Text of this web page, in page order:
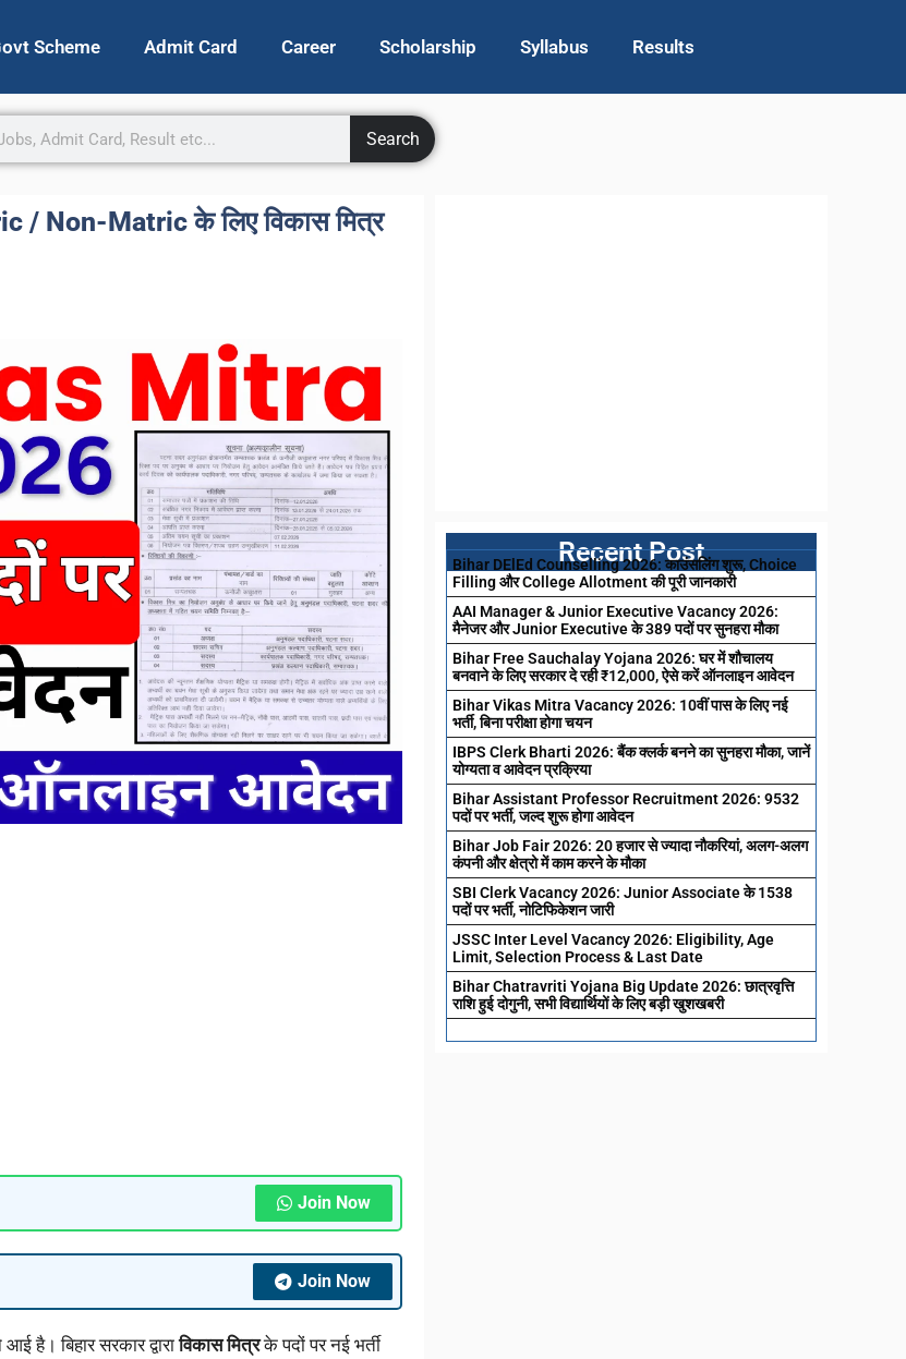
Scheme Admit Card Career Scholarship Syllabus Results
Search
/ Non-Matric के लिए विकास मित्र
Join Now
Join Now
है। बिहार सरकार द्वाराविकास मित्रके पदों पर नई भर्ती
Recent Post
Bihar DElEd Counselling 2026: काउंसलिंग शुरू, Choice
Filling और College Allotment की पूरी जानकारी
AAI Manager & Junior Executive Vacancy 2026:
मैनेजर और Junior Executive के 389 पदों पर सुनहरा मौका
Bihar Free Sauchalay Yojana 2026: घर में शौचालय
बनवाने के लिए सरकार दे रही ₹12,000, ऐसे करें ऑनलाइन आवेदन
Bihar Vikas Mitra Vacancy 2026: 10वीं पास के लिए नई
भर्ती, बिना परीक्षा होगा चयन
IBPS Clerk Bharti 2026: बैंक क्लर्क बनने का सुनहरा मौका, जानें
योग्यता व आवेदन प्रक्रिया
Bihar Assistant Professor Recruitment 2026: 9532
पदों पर भर्ती, जल्द शुरू होगा आवेदन
Bihar Job Fair 2026: 20 हजार से ज्यादा नौकरियां, अलग-अलग
कंपनी और क्षेत्रो में काम करने के मौका
SBI Clerk Vacancy 2026: Junior Associate के 1538
पदों पर भर्ती, नोटिफिकेशन जारी
JSSC Inter Level Vacancy 2026: Eligibility, Age
Limit, Selection Process & Last Date
Bihar Chatravriti Yojana Big Update 2026: छात्रवृत्ति
राशि हुई दोगुनी, सभी विद्यार्थियों के लिए बड़ी खुशखबरी